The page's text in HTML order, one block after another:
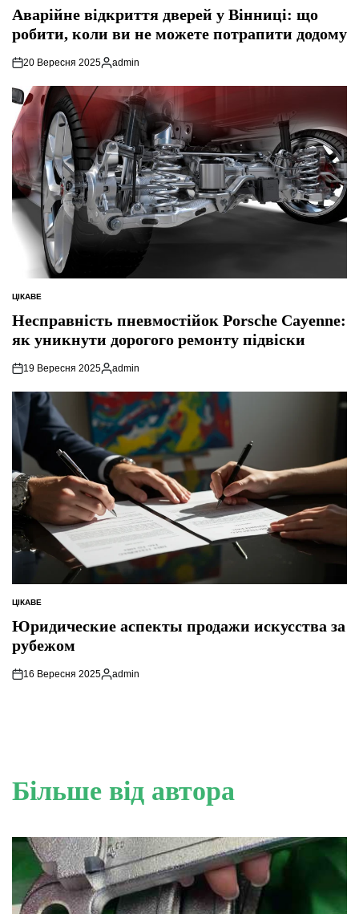
Аварійне відкриття дверей у Вінниці: що
робити, коли ви не можете потрапити додому
20 Вересня 2025
Опубліковано
admin
ОПУБЛІКУВАТИ
ЦІКАВЕ
Несправність пневмостійок Porsche Cayenne:
як уникнути дорогого ремонту підвіски
19 Вересня 2025
Опубліковано
admin
ОПУБЛІКУВАТИ
ЦІКАВЕ
Юридические аспекты продажи искусства за
рубежом
16 Вересня 2025
Опубліковано
admin
Більше від автора